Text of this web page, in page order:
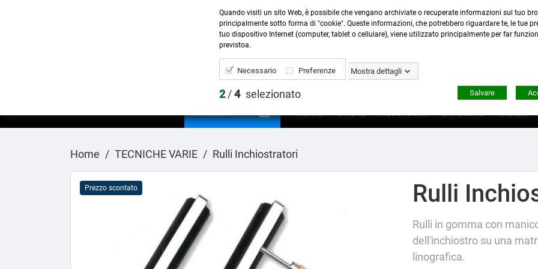
Contattaci:0423 22765- 345 8167305 -
Prodotti  Home Offerte Recensioni Chi Siamo Marchi
Home TECNICHE VARIE Rulli Inchiostratori
Prezzo scontato Rulli
Rulli in gomma con
dell'inchiostro su una
linografica.
Quando visiti un sito Web, è possibile che vengano archiviate o recuperate informazioni sul tuo
principalmente sotto forma di "cookie". Queste informazioni, che potrebbero riguardare te, le tue
tuo dispositivo Internet (computer, tablet o cellulare), viene utilizzato principalmente per far
previstoa.
Necessario Preferenze Mostra dettagli
2/4 selezionato Salvare